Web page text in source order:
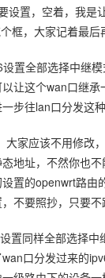
设置，空着，我是
框，大家记着最后
置全部选择中继
让这个wan口继
步往lan口分发这种
大家应该不用修改
地址，不然你也
置的openwrt路由
不要照抄，只要不
置同样全部选择中
口分发过来的